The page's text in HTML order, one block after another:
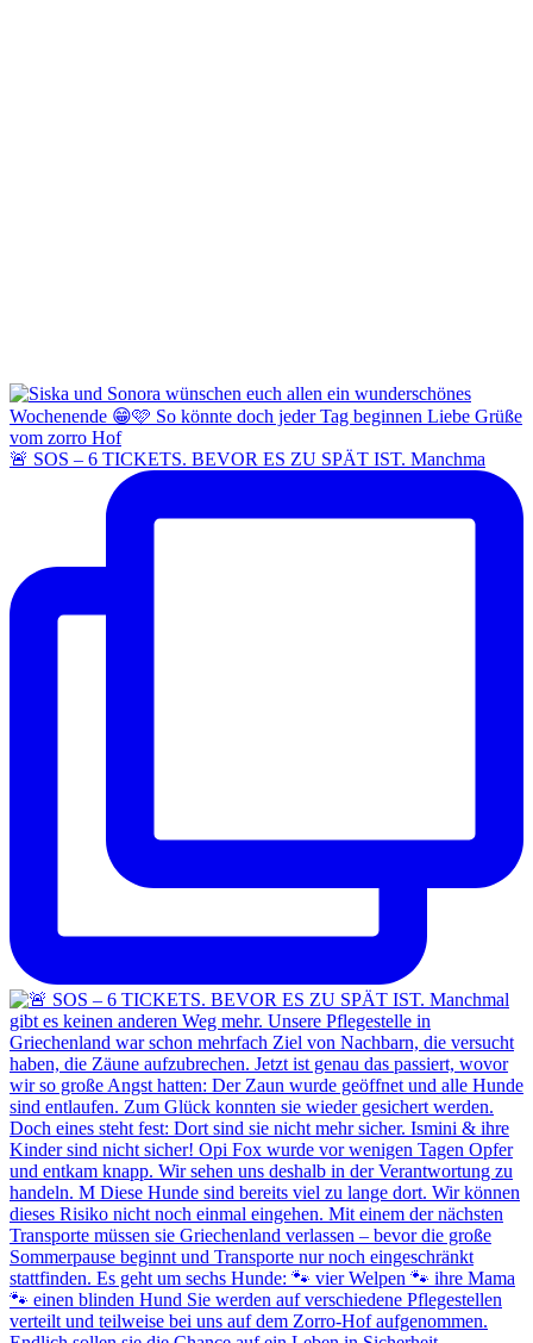
🚨 SOS – 6 TICKETS. BEVOR ES ZU SPÄT IST. Manchma